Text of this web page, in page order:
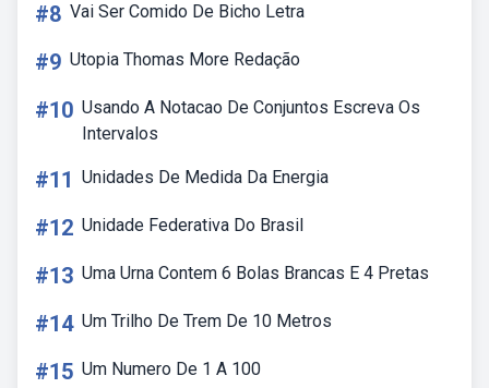
#8 Vai Ser Comido De Bicho Letra
#9 Utopia Thomas More Redação
#10 Usando A Notacao De Conjuntos Escreva Os
Intervalos
#11 Unidades De Medida Da Energia
#12 Unidade Federativa Do Brasil
#13 Uma Urna Contem 6 Bolas Brancas E 4 Pretas
#14 Um Trilho De Trem De 10 Metros
#15 Um Numero De 1 A 100